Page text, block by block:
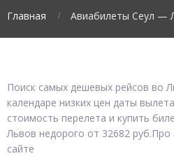
Главная Авиабилеты Сеул —
Поиск самых дешевых рейсов во
календаре низких цен даты
стоимость перелета и купить
Львов недорого от 32682
сайте